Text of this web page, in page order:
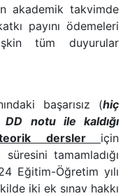
akademik takvimde
payını ödemeleri
tüm duyurular
başarısız (hiç
DD notu ile kaldığı
dersler için
tamamladığı
Eğitim-Öğretim yılı
iki ek sınav hakkı